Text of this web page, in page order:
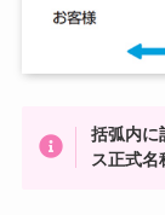
括弧内に
ス正式名